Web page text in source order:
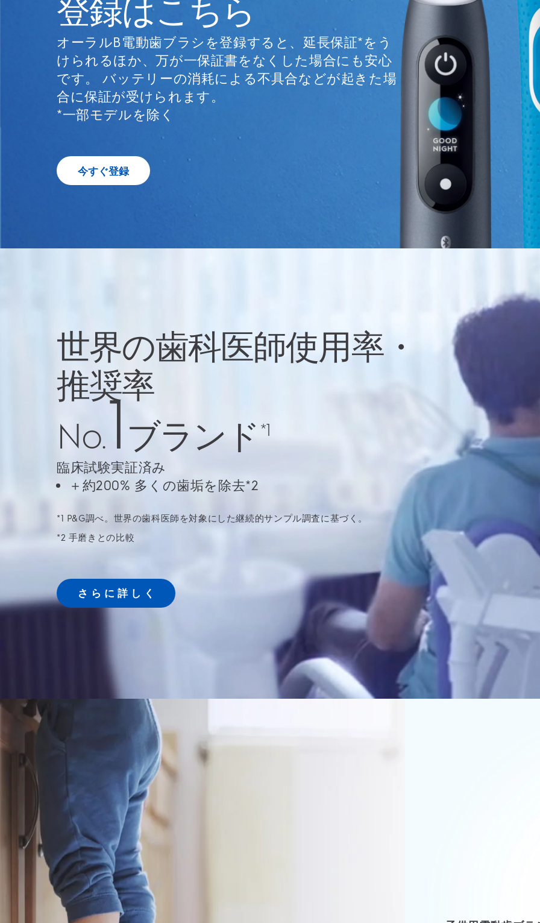
登録はこちら
オーラルB電動歯ブラシを登録すると、延長保証*をう
けられるほか、万が一保証書をなくした場合にも安心
です。 バッテリーの消耗による不具合などが起きた場
合に保証が受けられます。
*一部モデルを除く
今すぐ登録
世界の歯科医師使用率・
推奨率
No.1 ブランド *1
臨床試験実証済み
＋約200% 多くの歯垢を除去*2
*1 P&G調べ。世界の歯科医師を対象にした継続的サンプル調査に基づく。
*2 手磨きとの比較
さ ら に 詳 し く